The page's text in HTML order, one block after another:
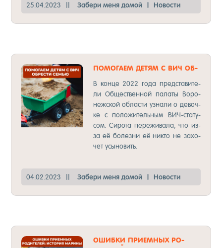
25.04.2023 За­бе­ри ме­ня до­мой | Но­вос­ти
ПО­МОГА­ЕМ ДЕ­ТЯМ С ВИЧ ОБ­
В кон­це 2022 го­да пред­ста­ви­те­
ли Об­щес­твен­ной па­ла­ты Во­ро­
неж­ской об­лас­ти уз­на­ли о де­воч­
ке с по­ло­жи­тель­ным ВИЧ-ста­ту­
сом. Си­ро­та пе­ре­жи­ва­ла, что из-
за её бо­лез­ни её ник­то не за­хо­
чет усы­но­вить.
04.02.2023 За­бе­ри ме­ня до­мой | Но­вос­ти
ОШИБ­КИ ПРИ­ЕМ­НЫХ РО­